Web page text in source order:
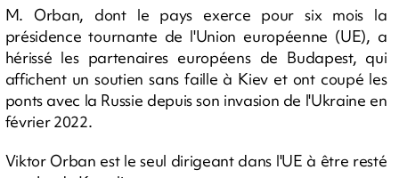
M. Orban, dont le pays exerce pour six mois la
présidence tournante de l'Union européenne (UE), a
hérissé les partenaires européens de Budapest, qui
affichent un soutien sans faille à Kiev et ont coupé les
ponts avec la Russie depuis son invasion de l'Ukraine en
février 2022.
Viktor Orban est le seul dirigeant dans l'UE à être resté